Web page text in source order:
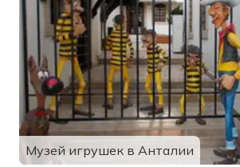
Музей игрушек в Анталии